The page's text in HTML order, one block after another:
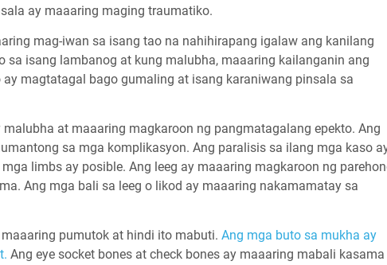
ay maaaring maging traumatiko.
mag-iwan sa isang tao na nahihirapang igalaw ang kanilang
sa isang lambanog at kung malubha, maaaring kailanganin ang
magtatagal bago gumaling at isang karaniwang pinsala sa
at maaaring magkaroon ng pangmatagalang epekto. Ang
sa mga komplikasyon. Ang paralisis sa ilang mga kaso
limbs ay posible. Ang leeg ay maaaring magkaroon ng
Ang mga bali sa leeg o likod ay maaaring nakamamatay sa
pumutok at hindi ito mabuti. Ang mga buto sa mukha ay
Ang eye socket bones at check bones ay maaaring mabali kasama